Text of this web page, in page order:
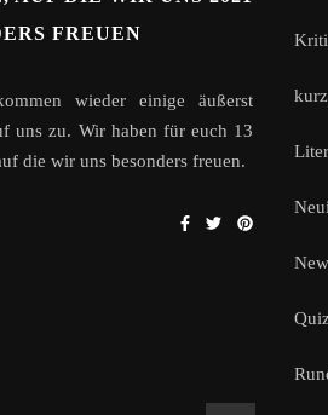
FREUEN
wieder einige äußerst
uns zu. Wir haben für euch 13
die wir uns besonders freuen.